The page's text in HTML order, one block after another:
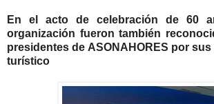
En el acto de celebración de 60
organización fueron también
presidentes de ASONAHORES por
turístico